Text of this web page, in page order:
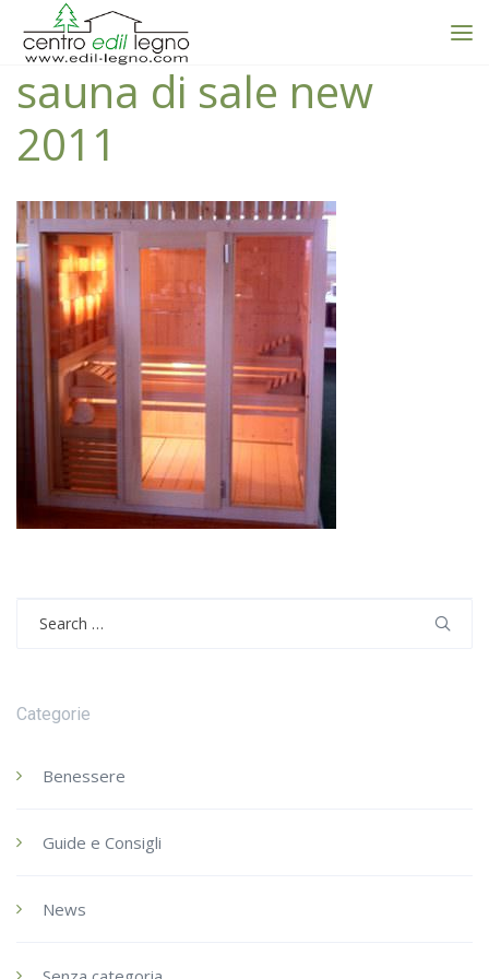
sauna di sale new
2011
Categorie
Benessere
Guide e Consigli
News